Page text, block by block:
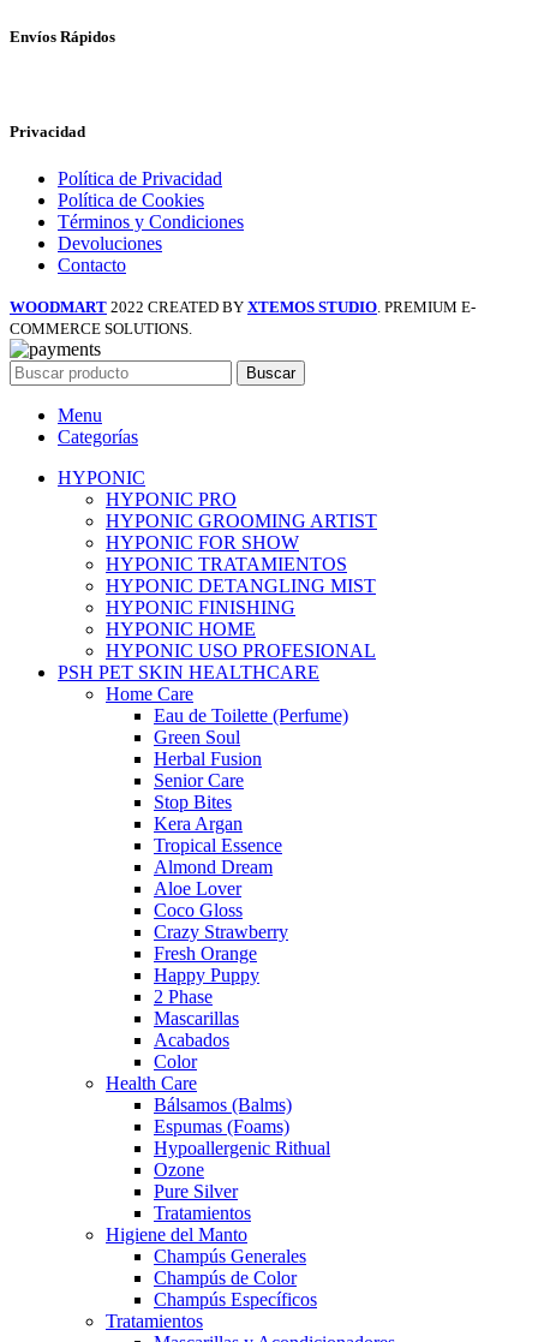
Envíos Rápidos
Privacidad
Política de Privacidad
Política de Cookies
Términos y Condiciones
Devoluciones
Contacto
WOODMART 2022 CREATED BY XTEMOS STUDIO . PREMIUM E-
COMMERCE SOLUTIONS.
Buscar
Menu
Categorías
HYPONIC
HYPONIC PRO
HYPONIC GROOMING ARTIST
HYPONIC FOR SHOW
HYPONIC TRATAMIENTOS
HYPONIC DETANGLING MIST
HYPONIC FINISHING
HYPONIC HOME
HYPONIC USO PROFESIONAL
PSH PET SKIN HEALTHCARE
Home Care
Eau de Toilette (Perfume)
Green Soul
Herbal Fusion
Senior Care
Stop Bites
Kera Argan
Tropical Essence
Almond Dream
Aloe Lover
Coco Gloss
Crazy Strawberry
Fresh Orange
Happy Puppy
2 Phase
Mascarillas
Acabados
Color
Health Care
Bálsamos (Balms)
Espumas (Foams)
Hypoallergenic Rithual
Ozone
Pure Silver
Tratamientos
Higiene del Manto
Champús Generales
Champús de Color
Champús Específicos
Tratamientos